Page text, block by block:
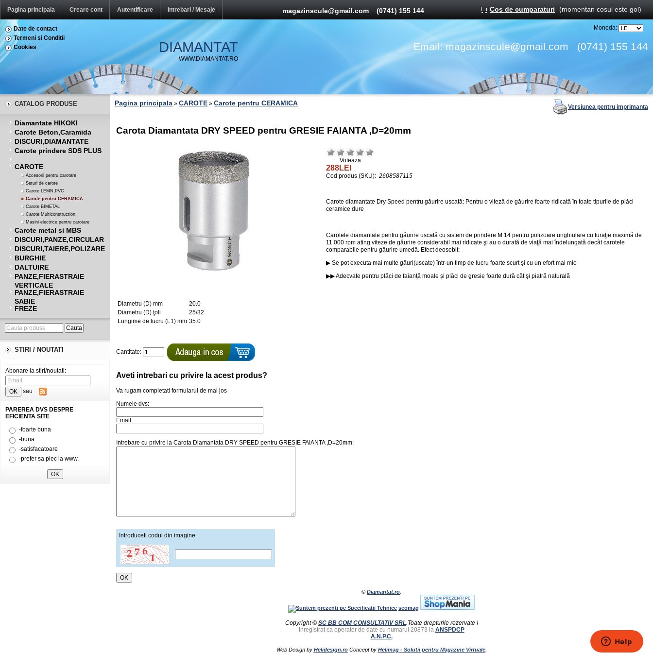
Pagina principala Creare cont Autentificare Intrebari / Mesaje magazinscule@gmail.com(0741) 155 144 Cos de cumparaturi (momentan cosul este gol)
Date de contact
Termeni si Conditii
Cookies
DIAMANTAT
WWW.DIAMANTAT.RO
Moneda:
Email:magazinscule@gmail.com (0741) 155 144
CATALOG PRODUSE
Diamantate HIKOKI
Carote Beton,Caramida
DISCURI,DIAMANTATE
Carote prindere SDS PLUS
CAROTE
Accesorii pentru carotare
Seturi de carote
Carote LEMN,PVC
Carote pentru CERAMICA
Carote BIMETAL
Carote Multiconstruction
Masini electrice pentru carotare
Carote metal si MBS
DISCURI,PANZE,CIRCULAR
DISCURI,TAIERE,POLIZARE
BURGHIE
DALTUIRE
PANZE,FIERASTRAIE
VERTICALE
PANZE,FIERASTRAIE
SABIE
FREZE
STIRI / NOUTATI
Abonare la stiri/noutati:
sau
PAREREA DVS DESPRE
EFICIENTA SITE
-foarte buna
-buna
-satisfacatoare
-prefer sa plec la www.
Pagina principala » CAROTE » Carote pentru CERAMICA Versiunea pentru imprimanta
Carota Diamantata DRY SPEED pentru GRESIE FAIANTA ,D=20mm
Voteaza
288LEI
Cod produs (SKU): 2608587115
Carote diamantate Dry Speed pentru găurire uscată: Pentru o viteză de găurire foarte ridicată în toate tipurile de plăci
ceramice dure
Carotele diamantate pentru găurire uscată cu sistem de prindere M 14 pentru polizoare unghiulare cu turaţie maximă de
11.000 rpm ating viteze de găurire considerabil mai ridicate şi au o durată de viaţă mai îndelungată decât carotele
comparabile pentru găurire umedă. Efect deosebit:
▶ Se pot executa mai multe găuri(uscate) într-un timp de lucru foarte scurt şi cu un efort mai mic
▶▶ Adecvate pentru plăci de faianţă moale şi plăci de gresie foarte dură cât şi piatră naturală
Diametru (D) mm
20.0
Diametru (D) ţoli
25/32
Lungime de lucru (L1) mm 35.0
Cantitate:
Aveti intrebari cu privire la acest produs?
Va rugam completati formularul de mai jos
Numele dvs:
Email
Intrebare cu privire la Carota Diamantata DRY SPEED pentru GRESIE FAIANTA ,D=20mm:
Introduceti codul din imagine
© Diamantat.ro
seomag
Copyright © SC BB COM CONSULTATIV SRL.Toate drepturile rezervate !
Inregistrat ca operator de date cu numarul 20873 la ANSPDCP
A.N.P.C.
Web Design by Helidesign.roConcept by Helimag - Solutii pentru Magazine Virtuale.